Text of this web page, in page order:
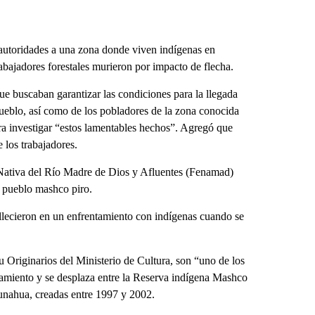
a una zona donde viven indígenas en
forestales murieron por impacto de flecha.
buscaban garantizar las condiciones para la llegada
así como de los pobladores de la zona conocida
investigar “estos lamentables hechos”. Agregó que
los trabajadores.
del Río Madre de Dios y Afluentes (Fenamad)
mashco piro.
en un enfrentamiento con indígenas cuando se
Originarios del Ministerio de Cultura, son “uno de los
y se desplaza entre la Reserva indígena Mashco
creadas entre 1997 y 2002.